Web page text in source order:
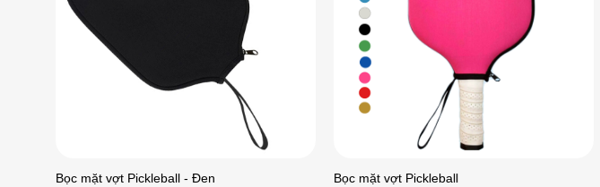
Bọc mặt vợt Pickleball - Đen
Bọc mặt vợt Pickleball